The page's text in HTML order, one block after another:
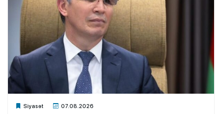
Siyasət 07.08.2026
Xalq.Online